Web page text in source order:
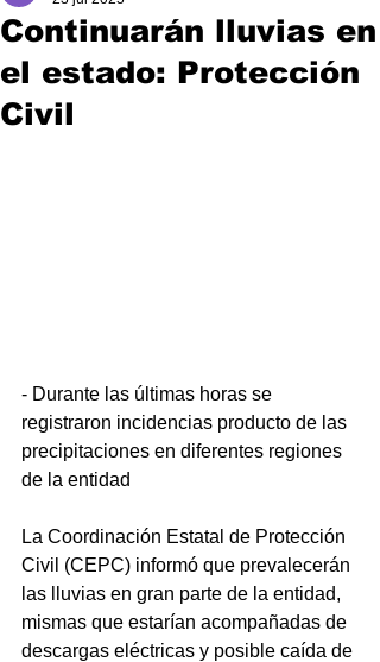
Continuarán lluvias en
el estado: Protección
Civil
- Durante las últimas horas se
registraron incidencias producto de las
precipitaciones en diferentes regiones
de la entidad
La Coordinación Estatal de Protección
Civil (CEPC) informó que prevalecerán
las lluvias en gran parte de la entidad,
mismas que estarían acompañadas de
descargas eléctricas y posible caída de